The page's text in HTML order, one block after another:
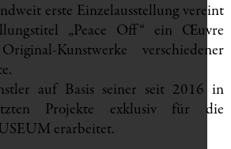
erste Einzelausstellung vereint
„Peace Off“ ein Œuvre
Kunstwerke verschiedener
auf Basis seiner seit 2016 in
Projekte exklusiv für die
erarbeitet.